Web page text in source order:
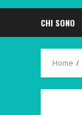
CHI SONO
Home